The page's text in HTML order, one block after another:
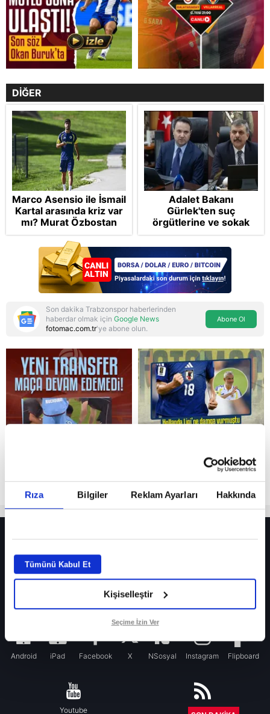
Rıza Bilgiler Reklam Ayarları Hakkında
Tümünü Kabul Et
Kişiselleştir
Seçime İzin Ver
Reddet
DİĞER
Marco Asensio ile İsmail
Kartal arasında kriz var
mı? Murat Özbostan
analiz etti: Egoları da
yönetmelisiniz
Adalet Bakanı
Gürlek'ten suç
örgütlerine ve sokak
çetelerine net mesaj:
"Devlet tepenize
binecek"
Son dakika Trabzonspor haberlerinden
haberdar olmak için Google News
fotomac.com.tr'ye abone olun.
Abone Ol
Fenerbahçe’de sürpriz ayrılık ihtimali! Devre arasında gelmişti
Fenerbahçe’nin yeni transferi Mason Greenwood için olay sözler!
Galatasaray’da rota yeniden Thiago Almada!
Android iPad Facebook X NSosyal Instagram Flipboard
Youtube RSS